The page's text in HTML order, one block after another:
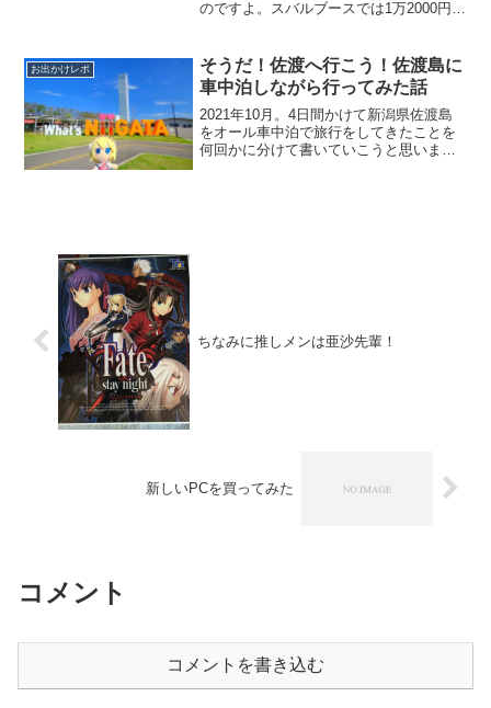
のですよ。スバルブースでは1万2000円く
た😊STIエコバッグ ver.2通販サイトで...
お出かけレポ
そうだ！佐渡へ行こう！佐渡島に
車中泊しながら行ってみた話
2021年10月。4日間かけて新潟県佐渡島
をオール車中泊で旅行をしてきたことを
何回かに分けて書いていこうと思いま
ちなみに推しメンは亜沙先輩！
新しいPCを買ってみた
コメント
コメントを書き込む